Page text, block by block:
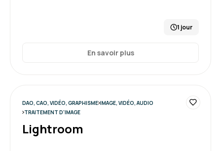
1 jour
En savoir plus
DAO, CAO, VIDÉO, GRAPHISME IMAGE, VIDÉO, AUDIO
TRAITEMENT D'IMAGE
Lightroom